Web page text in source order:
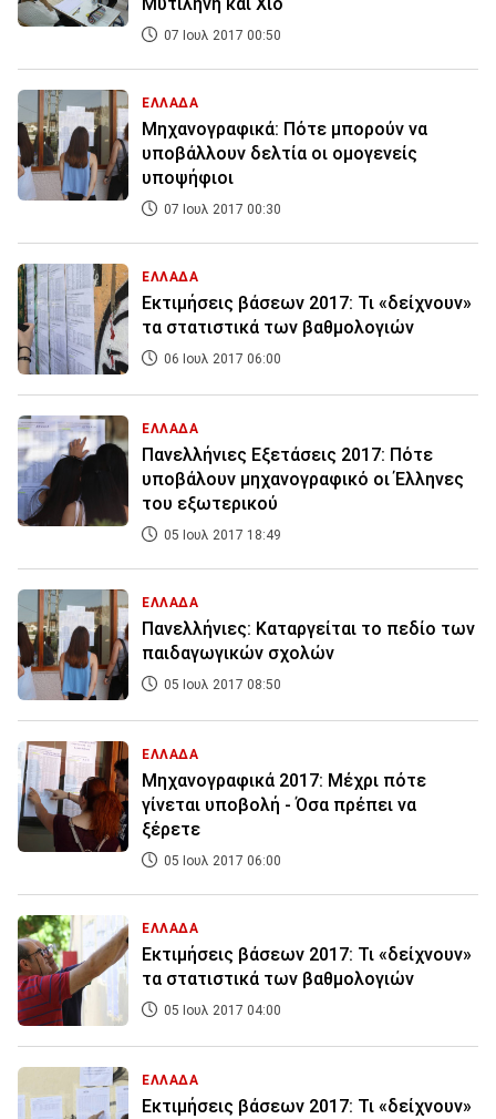
07 Ιουλ 2017 00:50
ΕΛΛΑΔΑ
Μηχανογραφικά: Πότε μπορούν να
υποβάλλουν δελτία οι ομογενείς
υποψήφιοι
07 Ιουλ 2017 00:30
ΕΛΛΑΔΑ
Εκτιμήσεις βάσεων 2017: Τι «δείχνουν»
τα στατιστικά των βαθμολογιών
06 Ιουλ 2017 06:00
ΕΛΛΑΔΑ
Πανελλήνιες Εξετάσεις 2017: Πότε
υποβάλουν μηχανογραφικό οι Έλληνες
του εξωτερικού
05 Ιουλ 2017 18:49
ΕΛΛΑΔΑ
Πανελλήνιες: Καταργείται το πεδίο των
παιδαγωγικών σχολών
05 Ιουλ 2017 08:50
ΕΛΛΑΔΑ
Μηχανογραφικά 2017: Μέχρι πότε
γίνεται υποβολή - Όσα πρέπει να
ξέρετε
05 Ιουλ 2017 06:00
ΕΛΛΑΔΑ
Εκτιμήσεις βάσεων 2017: Τι «δείχνουν»
τα στατιστικά των βαθμολογιών
05 Ιουλ 2017 04:00
ΕΛΛΑΔΑ
Εκτιμήσεις βάσεων 2017: Τι «δείχνουν»